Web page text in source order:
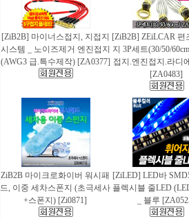
[ZiB2B] 마이너스접지, 지접지
시스템 _ 노이즈제거 엔진접지
(AWG3 급.특수제작) [ZA0377]
[ZiB2B] ZEiLCAR 편
지 3P세트(30/50/
접지.엔진접지.라디
[ZA0483]
ZiB2B 마이크로화이버 워시패
드, 이중 세차스폰지 (초극세사
+스폰지) [Zi0871]
[ZiLED] LED바
플렉시블 줄LED
_ 블루